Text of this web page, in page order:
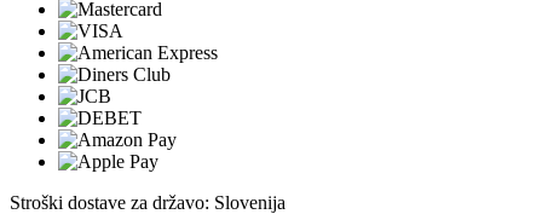
Stroški dostave za državo: Slovenija